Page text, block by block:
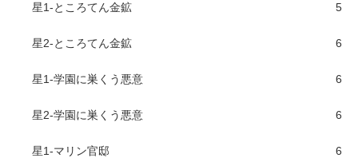
星1-ところてん金鉱 5
星2-ところてん金鉱 6
星1-学園に巣くう悪意 6
星2-学園に巣くう悪意 6
星1-マリン官邸 6